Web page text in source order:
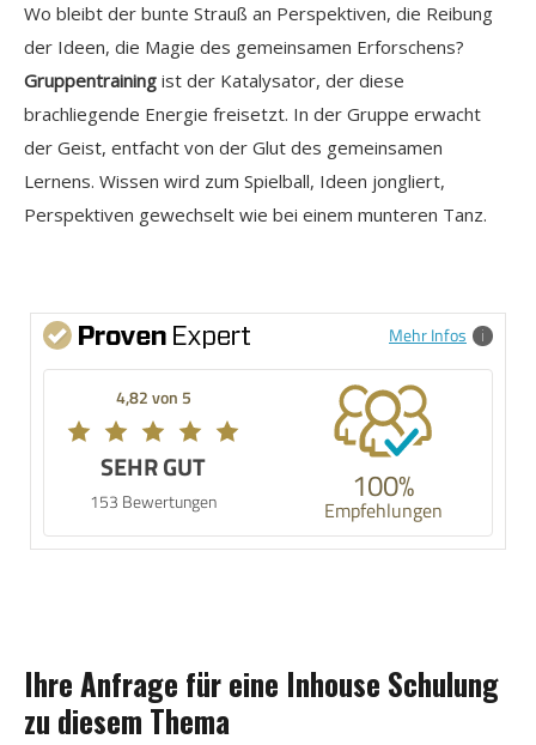
Wo bleibt der bunte Strauß an Perspektiven, die Reibung
der Ideen, die Magie des gemeinsamen Erforschens?
Gruppentraining ist der Katalysator, der diese
brachliegende Energie freisetzt. In der Gruppe erwacht
der Geist, entfacht von der Glut des gemeinsamen
Lernens. Wissen wird zum Spielball, Ideen jongliert,
Perspektiven gewechselt wie bei einem munteren Tanz.
Mehr Infos
4,82 von 5
SEHR GUT
153 Bewertungen 100%
Empfehlungen
Ihre Anfrage für eine Inhouse Schulung
zu diesem Thema